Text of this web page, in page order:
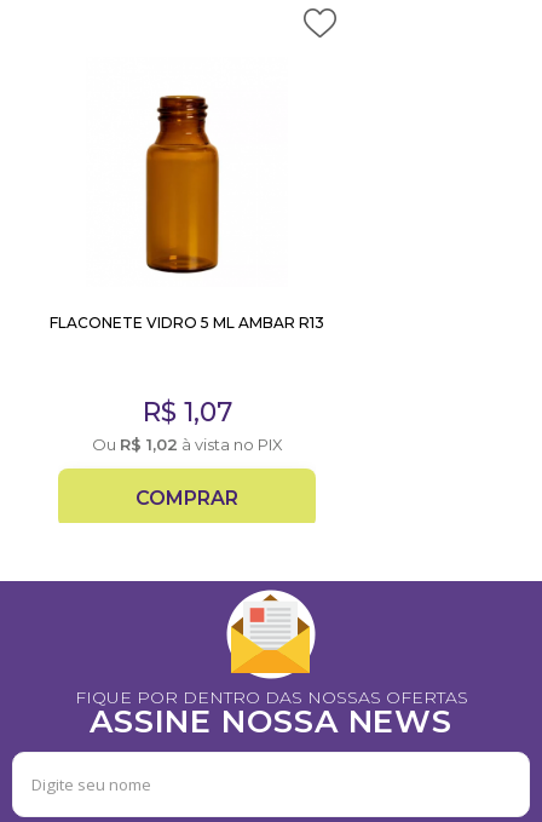
FLACONETE VIDRO 5 ML AMBAR R13
R$ 1,07
Ou R$ 1,02 à vista no PIX
COMPRAR
FIQUE POR DENTRO DAS NOSSAS OFERTAS
ASSINE NOSSA NEWS